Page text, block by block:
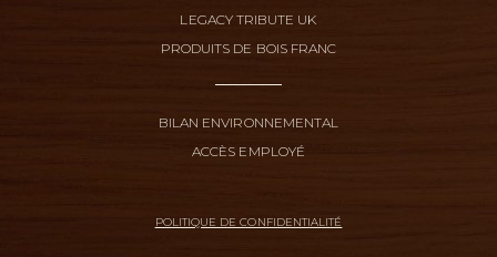
LEGACY TRIBUTE UK
PRODUITS DE BOIS FRANC
BILAN ENVIRONNEMENTAL
ACCÈS EMPLOYÉ
POLITIQUE DE CONFIDENTIALITÉ